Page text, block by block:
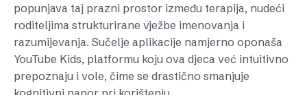
popunjava taj prazni prostor između terapija, nudeći
roditeljima strukturirane vježbe imenovanja i
razumijevanja. Sučelje aplikacije namjerno oponaša
YouTube Kids, platformu koju ova djeca već intuitivno
prepoznaju i vole, čime se drastično smanjuje